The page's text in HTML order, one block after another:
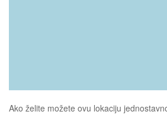
Ako želite možete ovu lokaciju